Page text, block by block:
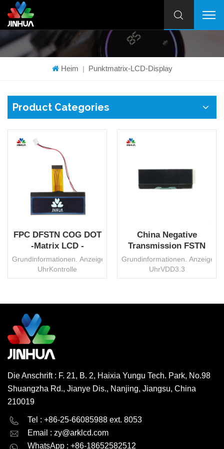
Heim | Punktmatrix-LCD-Display
Product Categories
FPC DFSTN COG DOT
-Matrix LCD -
Anzeigemodul LCM
China Hersteller
Grundinformationen.
UhrKontrolle
ICST7565RVop3VPflicht1/32Voreingenommenheit1/
HSFTransportpaketKarton/
Code8531200000Produktionskapazität3000000
PCs/MonatMOQ1000 PCs,
verhandelbar
WEITERLESEN
China Negative
Transmission FSTN
DOT Matrix COG LCD
-Display zum Verkauf
Grundinformationen.
UhrVDD3.3
VPflicht1/
Die Anschrift : F. 21, B. 2, Haixia Yungu Tech. Park, No.98
Shuangzha Rd., Jianye Dis., Nanjing, Jiangsu, China
210019
Tel : +86-25-66085988 ext. 8053
Email : zy@arklcd.com
WhatsApp : +86-18652582512
English Deutsch
русский español